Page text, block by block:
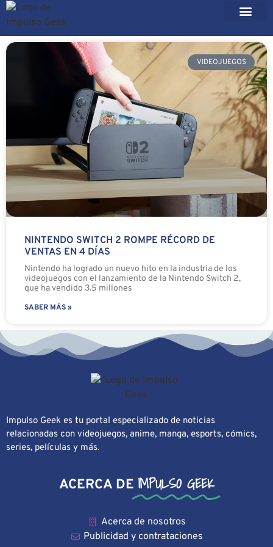
VIDEOJUEGOS
NINTENDO SWITCH 2 ROMPE RÉCORD DE
VENTAS EN 4 DÍAS
Nintendo ha logrado un nuevo hito en la industria de los
videojuegos con el lanzamiento de la Nintendo Switch 2,
que ha vendido 3.5 millones
SABER MÁS »
Impulso Geek es tu portal especializado de noticias
relacionadas con videojuegos, anime, manga, esports, cómics,
series, películas y más.
ACERCA DE IMPULSO GEEK
Acerca de nosotros
Publicidad y contrataciones